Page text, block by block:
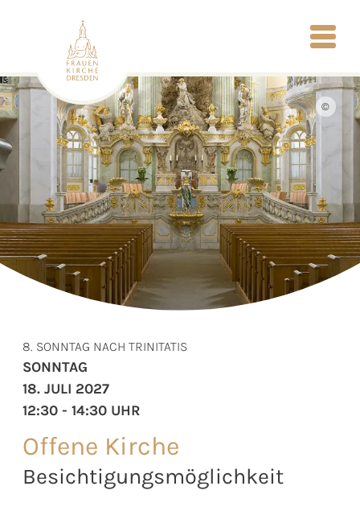
©
Offene Kirche
Besichtigungsmöglichkeit
8. SONNTAG NACH TRINITATIS
SONNTAG
18. JULI 2027
12:30 - 14:30 UHR